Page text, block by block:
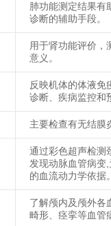
肺功能测定结果有
诊断的辅助手段。
用于肾功能评价，
意义。
反映机体的体液免
诊断、疾病监控和
主要检查有无结膜
通过彩色超声检测
发现动脉血管病变
的血流动力学依据。
了解颅内及颅外各
畸形、痉挛等血管